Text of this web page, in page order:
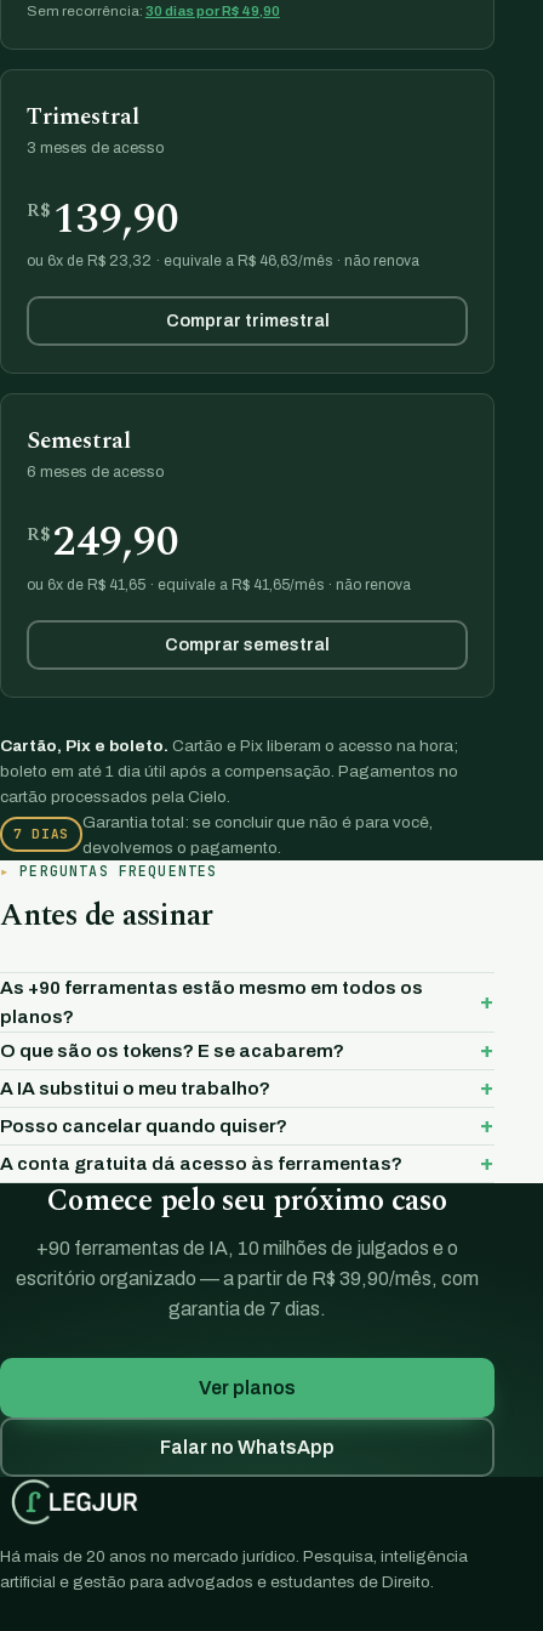
Sem recorrência: 30 dias por R$ 49,90
Trimestral
3 meses de acesso
R$ 139,90
ou 6x de R$ 23,32 · equivale a R$ 46,63/mês · não renova
Comprar trimestral
Semestral
6 meses de acesso
R$249,90
ou 6x de R$ 41,65 · equivale a R$ 41,65/mês · não renova
Comprar semestral
Cartão, Pix e boleto. Cartão e Pix liberam o acesso na hora;
boleto em até 1 dia útil após a compensação. Pagamentos no
cartão processados pela Cielo.
7 DIAS
Garantia total: se concluir que não é para você,
devolvemos o pagamento.
PERGUNTAS FREQUENTES
Antes de assinar
As +90 ferramentas estão mesmo em todos os
planos?
O que são os tokens? E se acabarem?
A IA substitui o meu trabalho?
Posso cancelar quando quiser?
A conta gratuita dá acesso às ferramentas?
Comece pelo seu próximo caso
+90 ferramentas de IA, 10 milhões de julgados e o
escritório organizado — a partir de R$ 39,90/mês, com
garantia de 7 dias.
Ver planos
Falar no WhatsApp
Há mais de 20 anos no mercado jurídico. Pesquisa, inteligência
artificial e gestão para advogados e estudantes de Direito.